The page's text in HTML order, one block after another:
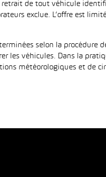
de tout véhicule
exclue. L’offre est
selon la
les véhicules. Dans la
météorologiques et de